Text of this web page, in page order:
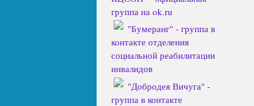
группа на ok.ru
"Бумеранг" - группа в
контакте отделения
социальной реабилитации
инвалидов
"Добродея Вичуга" -
группа в контакте